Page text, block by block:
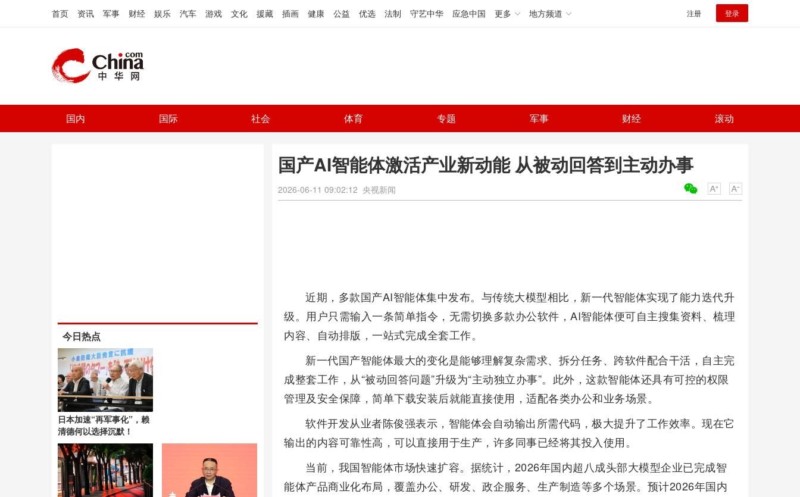
首页 资讯 军事 财经 娱乐 汽车 游戏 文化 援藏 插画 健康 公益 优选 法制 守艺中华 应急中国 更多 地方频道 注册 登录
国内 国际 社会 体育 专题 军事 财经 滚动
国产AI智能体激活产业新动能 从被动回答到主动办事
2026-06-11 09:02:12 央视新闻
近期，多款国产AI智能体集中发布。与传统大模型相比，新一代智能体实现了能力迭代升
级。用户只需输入一条简单指令，无需切换多款办公软件，AI智能体便可自主搜集资料、梳理
内容、自动排版，一站式完成全套工作。
新一代国产智能体最大的变化是能够理解复杂需求、拆分任务、跨软件配合干活，自主完
成整套工作，从“被动回答问题”升级为“主动独立办事”。此外，这款智能体还具有可控的权限
管理及安全保障，简单下载安装后就能直接使用，适配各类办公和业务场景。
软件开发从业者陈俊强表示，智能体会自动输出所需代码，极大提升了工作效率。现在它
输出的内容可靠性高，可以直接用于生产，许多同事已经将其投入使用。
当前，我国智能体市场快速扩容。据统计，2026年国内超八成头部大模型企业已完成智
能体产品商业化布局，覆盖办公、研发、政企服务、生产制造等多个场景。预计2026年国内
今日热点
日本加速“再军事化”，赖
清德何以选择沉默！